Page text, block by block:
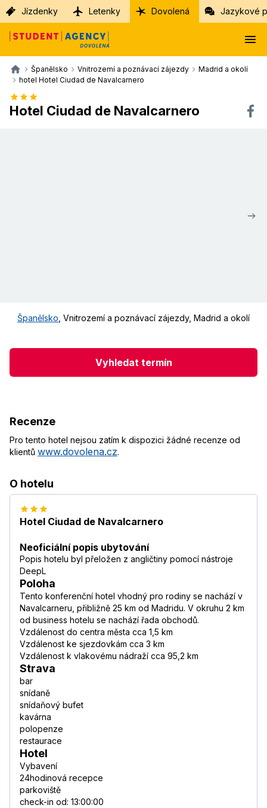
Jízdenky Letenky Dovolená Jazykové
Španělsko Vnitrozemí a poznávací zájezdy
Madrid a okolí
hotel Hotel Ciudad de Navalcarnero
Hotel Ciudad de Navalcarnero
Španělsko Vnitrozemí a poznávací zájezdy, Madrid a okolí
Vyhledat termín
Recenze
Pro tento hotel nejsou zatím k dispozici žádné recenze od
klientů www.dovolena.cz.
O hotelu
Hotel Ciudad de Navalcarnero
Neoficiální popis ubytování
Popis hotelu byl přeložen z angličtiny pomocí nástroje
DeepL
Poloha
Tento konferenční hotel vhodný pro rodiny se nachází v
Navalcarneru, přibližně 25 km od Madridu. V okruhu 2 km
od business hotelu se nachází řada obchodů.
Vzdálenost do centra města cca 1,5 km
Vzdálenost ke sjezdovkám cca 3 km
Vzdálenost k vlakovému nádraží cca 95,2 km
Strava
bar
snídaně
snídaňový bufet
kavárna
polopenze
restaurace
Hotel
Vybavení
24hodinová recepce
parkoviště
check-in od: 13:00:00